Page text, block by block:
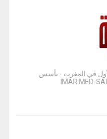
في المغرب - تأسس